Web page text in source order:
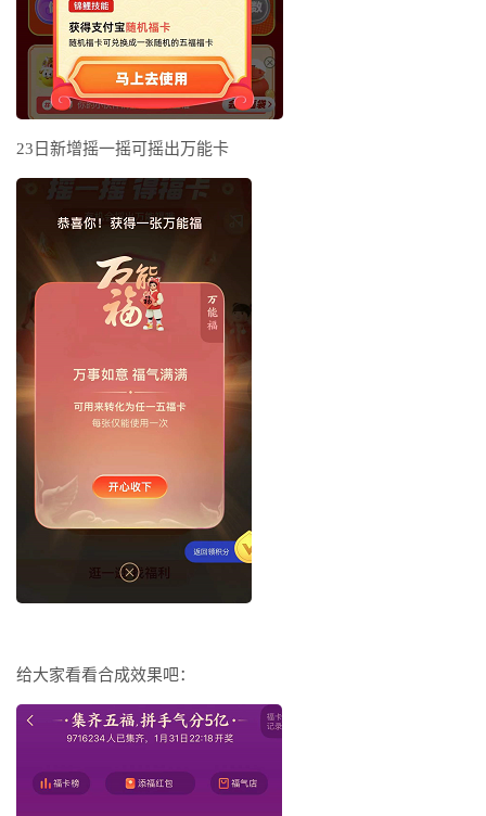
23日新增摇一摇可摇出万能卡
给大家看看合成效果吧：